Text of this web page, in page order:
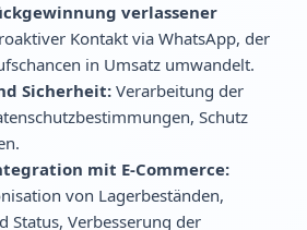
verlassener
Kontakt via WhatsApp, der
in Umsatz umwandelt.
Sicherheit:Verarbeitung der
Schutz
mit E-Commerce:
von Lagerbeständen,
Status, Verbesserung der